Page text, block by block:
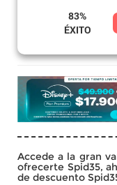
83%
ÉXITO
Accede a la gran
ofrecerte Spid35,
de descuento